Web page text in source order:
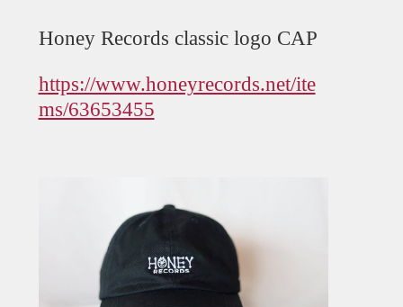
Honey Records classic logo CAP
https://www.honeyrecords.net/ite
ms/63653455